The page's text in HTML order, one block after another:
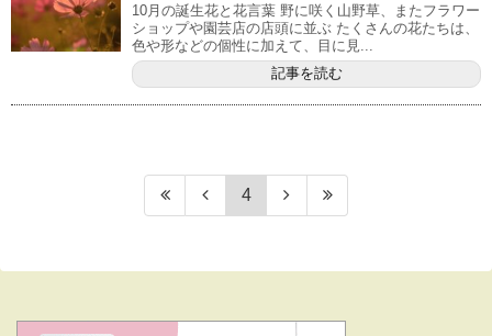
10月の誕生花と花言葉 野に咲く山野草、またフラワー
ショップや園芸店の店頭に並ぶ たくさんの花たちは、
色や形などの個性に加えて、目に見...
記事を読む
4